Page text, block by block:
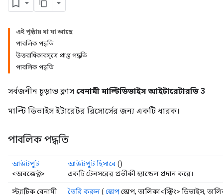
এই পৃষ্ঠায় যা যা আছে
পাবলিক পদ্ধতি
উত্তরাধিকারসূত্রে প্রাপ্ত পদ্ধতি
পাবলিক পদ্ধতি
সর্বজনীন চূড়ান্ত ক্লাস বেনামী মাল্টিডিভাইস আইটারেটারভি 3
মাল্টি ডিভাইস ইটারেটর রিসোর্সের জন্য একটি ধারক।
পাবলিক পদ্ধতি
আউটপুট
<অবজেক্ট>
আউটপুট হিসাবে()
একটি টেনসরের প্রতীকী হ্যান্ডেল প্রদান করে।
স্ট্যাটিক বেনামী
তৈরি করুন( স্কোপস্কোপ, তালিকা<স্ট্রিং> ডিভাইস,